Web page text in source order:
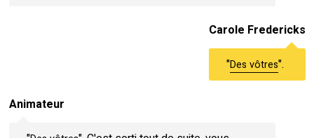
Carole Fredericks
"Des vôtres".
Animateur